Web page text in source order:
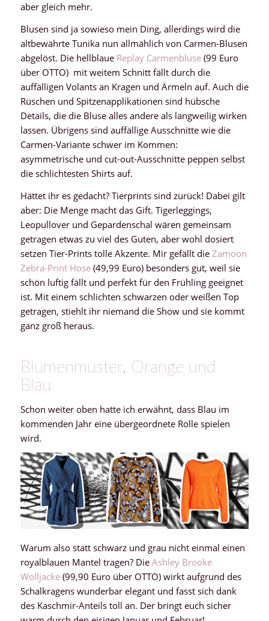
aber gleich mehr.
Blusen sind ja sowieso mein Ding, allerdings wird die
altbewährte Tunika nun allmählich von Carmen-Blusen
abgelöst. Die hellblaue Replay Carmenbluse(99 Euro
über OTTO) mit weitem Schnitt fällt durch die
auffälligen Volants an Kragen und Ärmeln auf. Auch die
Rüschen und Spitzenapplikationen sind hübsche
Details, die die Bluse alles andere als langweilig wirken
lassen. Übrigens sind auffällige Ausschnitte wie die
Carmen-Variante schwer im Kommen:
asymmetrische und cut-out-Ausschnitte peppen selbst
die schlichtesten Shirts auf.
Hättet ihr es gedacht? Tierprints sind zurück! Dabei gilt
aber: Die Menge macht das Gift. Tigerleggings,
Leopullover und Gepardenschal wären gemeinsam
getragen etwas zu viel des Guten, aber wohl dosiert
setzen Tier-Prints tolle Akzente. Mir gefällt die Zamoon
Zebra-Print Hose(49,99 Euro) besonders gut, weil sie
schön luftig fällt und perfekt für den Frühling geeignet
ist. Mit einem schlichten schwarzen oder weißen Top
getragen, stiehlt ihr niemand die Show und sie kommt
ganz groß heraus.
Blumenmuster, Orange und
Blau
Schon weiter oben hatte ich erwähnt, dass Blau im
kommenden Jahr eine übergeordnete Rolle spielen
wird.
Warum also statt schwarz und grau nicht einmal einen
royalblauen Mantel tragen? Die Ashley Brooke
Wolljacke(99,90 Euro über OTTO) wirkt aufgrund des
Schalkragens wunderbar elegant und fasst sich dank
des Kaschmir-Anteils toll an. Der bringt euch sicher